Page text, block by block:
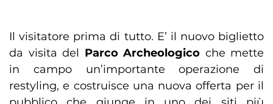
Il visitatore prima di tutto. E’ il nuovo biglietto
da visita del Parco Archeologico che mette
in campo un’importante operazione di
restyling, e costruisce una nuova offerta per il